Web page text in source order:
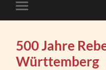
Mobile-
Menü
500 Jahre
Württemberg